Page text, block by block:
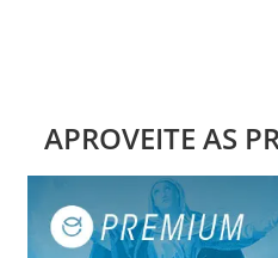
APROVEITE AS